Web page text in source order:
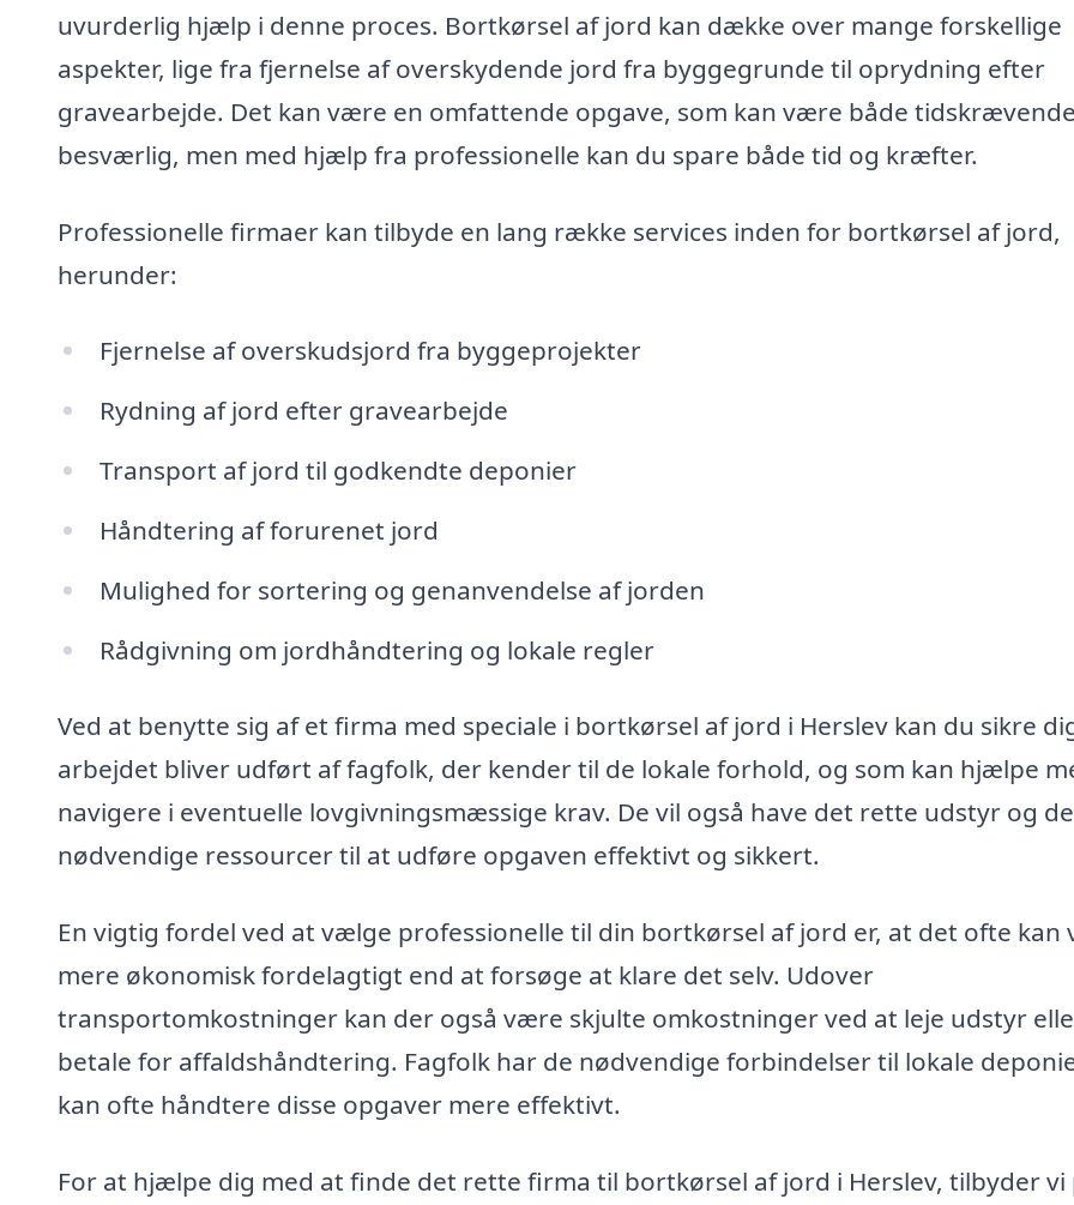
uvurderlig hjælp i denne proces. Bortkørsel af jord kan dække over mange forskellige
aspekter, lige fra fjernelse af overskydende jord fra byggegrunde til oprydning efter
gravearbejde. Det kan være en omfattende opgave, som kan være både
besværlig, men med hjælp fra professionelle kan du spare både tid og kræfter.
Professionelle firmaer kan tilbyde en lang række services inden for bortkørsel af jord,
herunder:
Fjernelse af overskudsjord fra byggeprojekter
Rydning af jord efter gravearbejde
Transport af jord til godkendte deponier
Håndtering af forurenet jord
Mulighed for sortering og genanvendelse af jorden
Rådgivning om jordhåndtering og lokale regler
Ved at benytte sig af et firma med speciale i bortkørsel af jord i Herslev kan du sikre
arbejdet bliver udført af fagfolk, der kender til de lokale forhold, og som kan hjælpe
navigere i eventuelle lovgivningsmæssige krav. De vil også have det rette udstyr og de
nødvendige ressourcer til at udføre opgaven effektivt og sikkert.
En vigtig fordel ved at vælge professionelle til din bortkørsel af jord er, at det ofte kan
mere økonomisk fordelagtigt end at forsøge at klare det selv. Udover
transportomkostninger kan der også være skjulte omkostninger ved at leje udstyr
betale for affaldshåndtering. Fagfolk har de nødvendige forbindelser til lokale
kan ofte håndtere disse opgaver mere effektivt.
For at hjælpe dig med at finde det rette firma til bortkørsel af jord i Herslev, tilbyder vi